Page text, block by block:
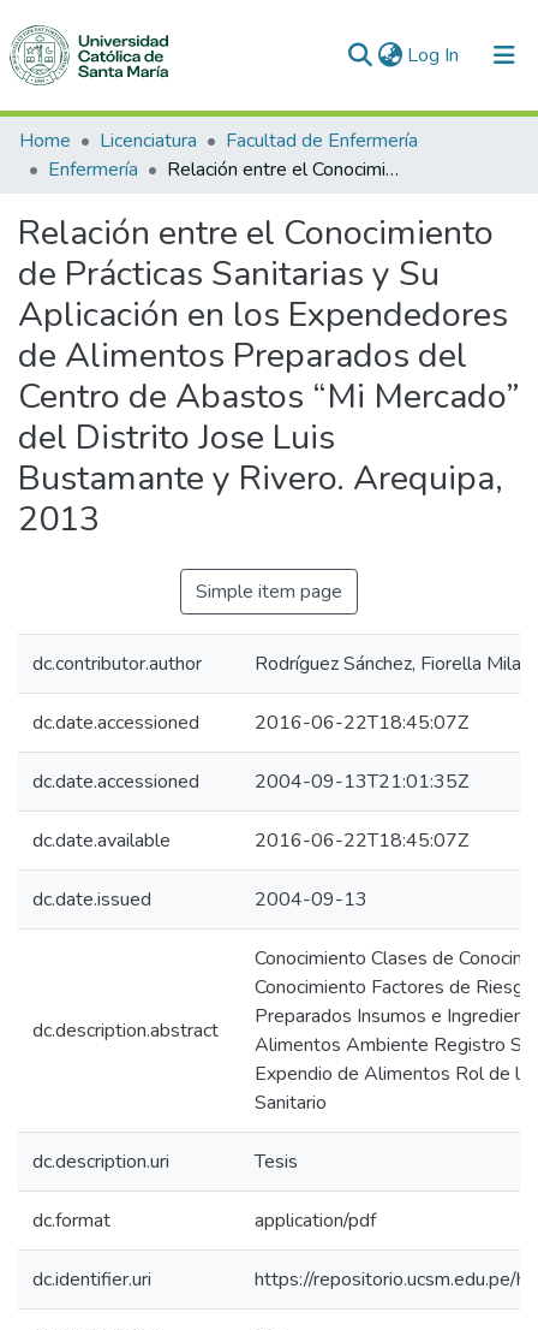
Log In (current)
Communities & Collections
All of DSpace
Statistics
Home Licenciatura
Facultad de Enfermería
Enfermería
Relación entre el Conocimiento de Prácticas Sanitarias y Su Aplicación en los Expendedores de Alimentos Preparados del Centro de Abastos “Mi Mercado” del Distrito Jose Luis Bustamante y Rivero. Arequipa, 2013
Relación entre el Conocimiento
de Prácticas Sanitarias y Su
Aplicación en los Expendedores
de Alimentos Preparados del
Centro de Abastos “Mi Mercado”
del Distrito Jose Luis
Bustamante y Rivero. Arequipa,
2013
Simple item page
dc.contributor.author Rodríguez Sánchez, Fiorella
dc.date.accessioned 2016-06-22T18:45:07Z
dc.date.accessioned 2004-09-13T21:01:35Z
dc.date.available 2016-06-22T18:45:07Z
dc.date.issued 2004-09-13
dc.description.abstract
Conocimiento Clases de
Conocimiento Factores de
Preparados Insumos e
Alimentos Ambiente Registro
Expendio de Alimentos Rol de la
Sanitario
dc.description.uri Tesis
dc.format application/pdf
dc.identifier.uri https://repositorio.ucsm.edu.pe/